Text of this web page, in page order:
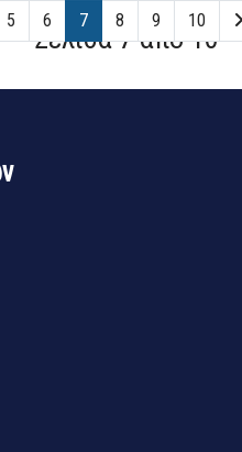
Σελίδα 7 από 10
5 6 7 8 9 10